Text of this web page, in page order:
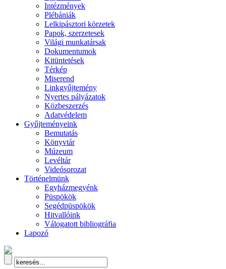
Intézmények
Plébániák
Lelkipásztori körzetek
Papok, szerzetesek
Világi munkatársak
Dokumentumok
Kitüntetések
Térkép
Miserend
Linkgyűjtemény
Nyertes pályázatok
Közbeszerzés
Adatvédelem
Gyűjteményeink
Bemutatás
Könyvtár
Múzeum
Levéltár
Videósorozat
Történelmünk
Egyházmegyénk
Püspökök
Segédpüspökök
Hitvallóink
Válogatott bibliográfia
Lapozó